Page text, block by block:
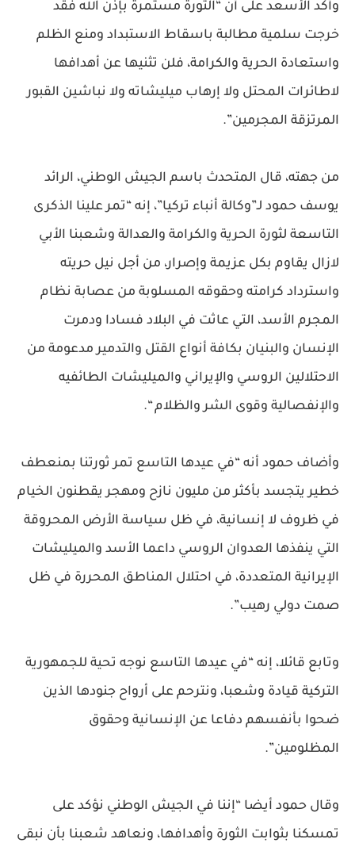
وأكد الأسعد على أن “الثورة مستمرة بإذن الله فقد
خرجت سلمية مطالبة باسقاط الاستبداد ومنع الظلم
واستعادة الحرية والكرامة، فلن تثنيها عن أهدافها
لاطائرات المحتل ولا إرهاب ميليشاته ولا نباشين القبور
المرتزقة المجرمين”.
من جهته، قال المتحدث باسم الجيش الوطني، الرائد
يوسف حمود لـ”وكالة أنباء تركيا”، إنه “تمر علينا الذكرى
التاسعة لثورة الحرية والكرامة والعدالة وشعبنا الأبي
لازال يقاوم بكل عزيمة وإصرار، من أجل نيل حريته
واسترداد كرامته وحقوقه المسلوبة من عصابة نظام
المجرم الأسد، التي عاثت في البلاد فسادا ودمرت
الإنسان والبنيان بكافة أنواع القتل والتدمير مدعومة من
الاحتلالين الروسي والإيراني والميليشات الطائفيه
والإنفصالية وقوى الشر والظلام “.
وأضاف حمود أنه “في عيدها التاسع تمر ثورتنا بمنعطف
خطير يتجسد بأكثر من مليون نازح ومهجر يقطنون الخيام
في ظروف لا إنسانية، في ظل سياسة الأرض المحروقة
التي ينفذها العدوان الروسي داعما الأسد والميليشات
الإيرانية المتعددة، في احتلال المناطق المحررة في ظل
صمت دولي رهيب”.
وتابع قائلا، إنه “في عيدها التاسع نوجه تحية للجمهورية
التركية قيادة وشعبا، ونترحم على أرواح جنودها الذين
ضحوا بأنفسهم دفاعا عن الإنسانية وحقوق
المظلومين”.
وقال حمود أيضا “إننا في الجيش الوطني نؤكد على
تمسكنا بثوابت الثورة وأهدافها، ونعاهد شعبنا بأن نبقى